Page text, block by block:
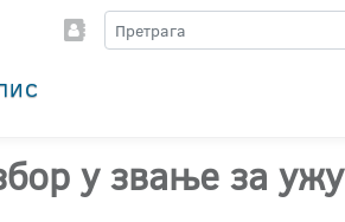
у звање за ужу